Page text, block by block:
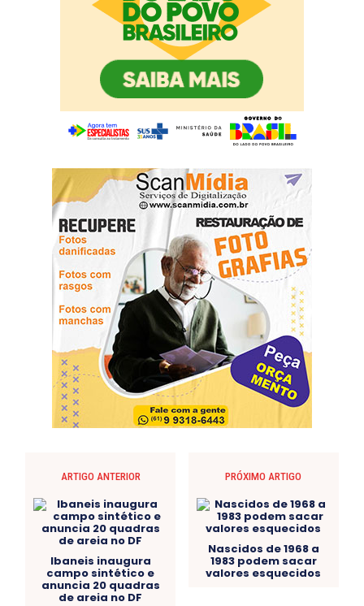
ARTIGO ANTERIOR
Ibaneis inaugura
campo sintético e
anuncia 20 quadras
de areia no DF
PRÓXIMO ARTIGO
Nascidos de 1968 a
1983 podem sacar
valores esquecidos